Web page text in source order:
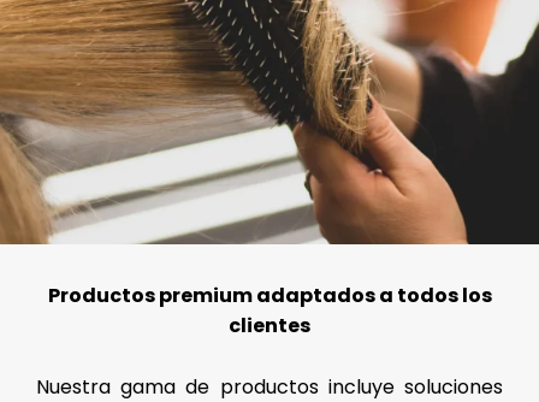
Productos premium adaptados a todos los
clientes
Nuestra gama de productos incluye soluciones